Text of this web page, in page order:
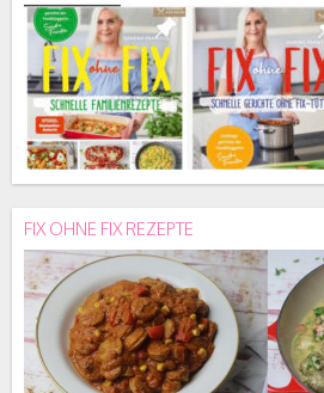
FIX OHNE FIX REZEPTE